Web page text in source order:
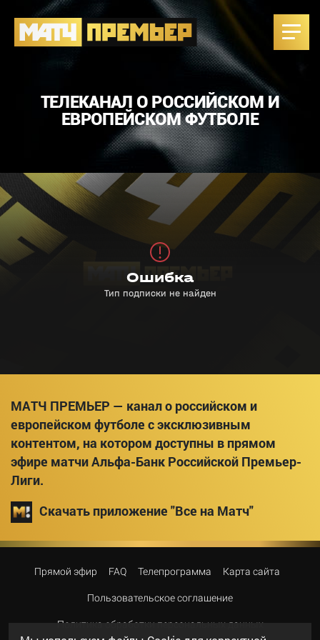
ТЕЛЕКАНАЛ О РОССИЙСКОМ И
ЕВРОПЕЙСКОМ ФУТБОЛЕ
МАТЧ ПРЕМЬЕР — канал о российском и
европейском футболе с эксклюзивным
контентом, на котором доступны в прямом
эфире матчи Альфа-Банк Российской Премьер-
Лиги.
Скачать приложение "Все на Матч"
Прямой эфир FAQ Телепрограмма Карта сайта
Пользовательское соглашение
Политика обработки персональных данных